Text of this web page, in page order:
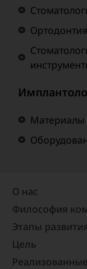
Ортодонтия
Материалы
О нас
Философия
Этапы
Цель